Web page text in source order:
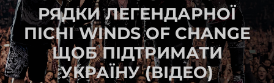
РЯДКИ ЛЕГЕНДАРНОЇ
ПІСНІ WINDS OF CHANGE
ЩОБ ПІДТРИМАТИ
УКРАЇНУ (ВІДЕО)